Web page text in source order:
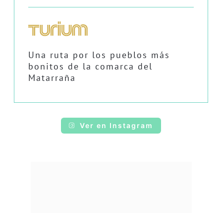
Una ruta por los pueblos más
bonitos de la comarca del
Matarraña
Ver en Instagram